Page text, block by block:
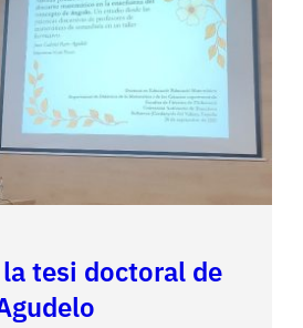
tesi doctoral de